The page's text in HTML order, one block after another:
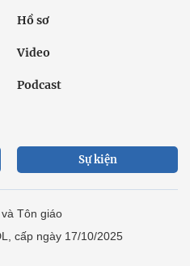
Hồ sơ
Video
Podcast
Sự kiện
Tôn giáo
cấp ngày 17/10/2025